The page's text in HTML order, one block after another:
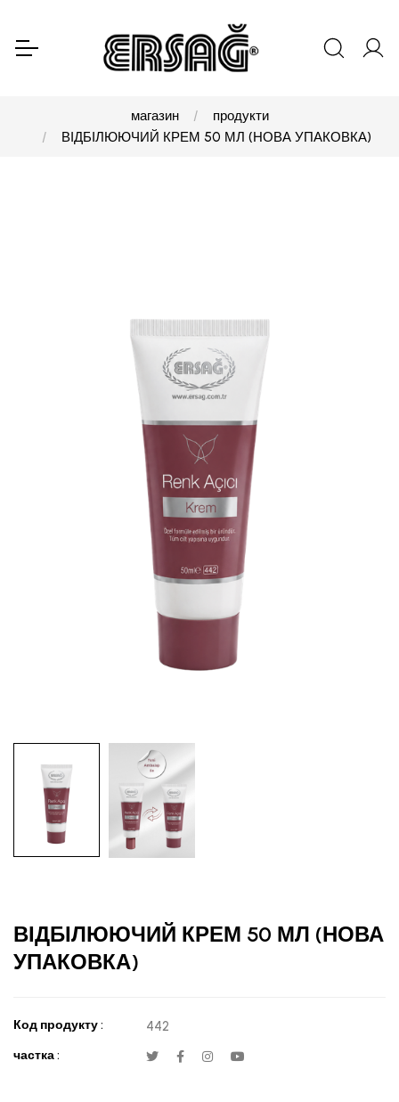
магазин
продукти
ВІДБІЛЮЮЧИЙ КРЕМ 50 МЛ (НОВА УПАКОВКА)
ВІДБІЛЮЮЧИЙ КРЕМ 50 МЛ (НОВА
УПАКОВКА)
Код продукту : 442
частка :